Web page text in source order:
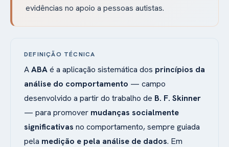
evidências no apoio a pessoas autistas.
DEFINIÇÃO TÉCNICA
AABAé a aplicação sistemática dos princípios da
análise do comportamento — campo
desenvolvido a partir do trabalho de B. F. Skinner
— para promover mudanças socialmente
significativas no comportamento, sempre guiada
pela medição e pela análise de dados. Em